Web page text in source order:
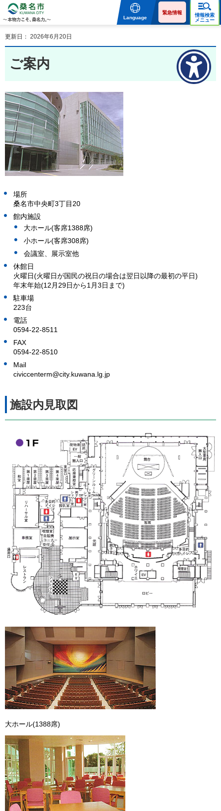
物力こそ、桑名力。
Language
緊急情報
情報検索
メニュー
更新日： 2026年6月20日
ご案内
場所
桑名市中央町3丁目20
館内施設
大ホール(客席1388席)
小ホール(客席308席)
会議室、展示室他
休館日
火曜日(火曜日が国民の祝日の場合は翌日以降の最初の平日)
年末年始(12月29日から1月3日まで)
駐車場
223台
電話
0594-22-8511
FAX
0594-22-8510
Mail
civiccenterm@city.kuwana.lg.jp
施設内見取図
大ホール(1388席)